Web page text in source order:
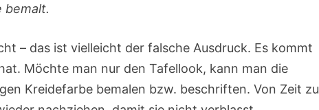
bemalt.
– das ist vielleicht der falsche Ausdruck. Es kommt
Möchte man nur den Tafellook, kann man die
Kreidefarbe bemalen bzw. beschriften. Von Zeit zu